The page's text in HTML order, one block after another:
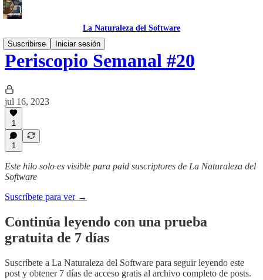
La Naturaleza del Software
Suscribirse
Iniciar sesión
Periscopio Semanal #20
jul 16, 2023
1
1
Este hilo solo es visible para paid suscriptores de La Naturaleza del
Software
Suscríbete para ver →
Continúa leyendo con una prueba
gratuita de 7 días
Suscríbete a La Naturaleza del Software para seguir leyendo este
post y obtener 7 días de acceso gratis al archivo completo de posts.